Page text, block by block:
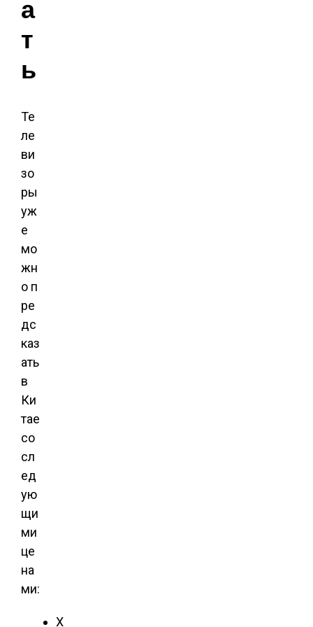
а
т
ь
Те
ле
ви
зо
ры
уж
е
мо
жн
о п
ре
дс
каз
ать
в
Ки
тае
со
сл
ед
ую
щи
ми
це
на
ми:
X